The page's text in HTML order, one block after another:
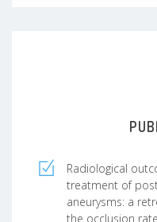
Radiological
treatment of
aneurysms: a
the occlusion